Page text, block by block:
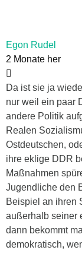
Egon Rudel
2 Monate her
Da ist sie ja
nur weil ein paar
andere Politik
Realen
Ostdeutschen,
ihre eklige DDR
Maßnahmen
Jugendliche den
Beispiel an ihren
außerhalb seiner
dann bekommt
demokratisch,